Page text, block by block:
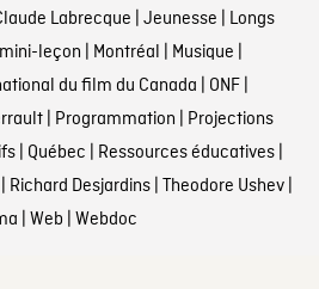
Labrecque | Jeunesse | Longs
mini-leçon | Montréal | Musique |
du film du Canada | ONF|
| Programmation | Projections
| Québec | Ressources éducatives|
Richard Desjardins| Theodore Ushev|
| Web | Webdoc